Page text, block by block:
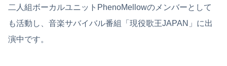
二人組ボーカルユニットPhenoMellowのメンバーとして
も活動し、音楽サバイバル番組「現役歌王JAPAN」に出
演中です。